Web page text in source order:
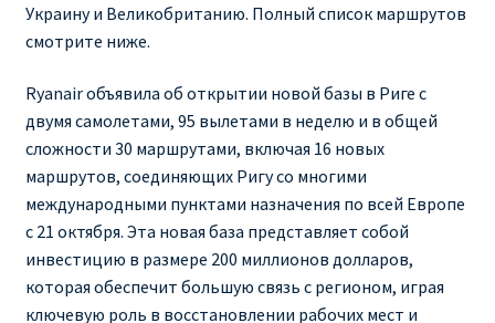
RYANAIR ИТАЛИЯ
Ryanair направления, акции
Ryanair ошибка в фамилии, имени
Ryanair пересадки
Украину и Великобританию. Полный список маршрутов
смотрите ниже.
Ryanair объявила об открытии новой базы в Риге с
двумя самолетами, 95 вылетами в неделю и в общей
сложности 30 маршрутами, включая 16 новых
маршрутов, соединяющих Ригу со многими
международными пунктами назначения по всей Европе
с 21 октября. Эта новая база представляет собой
инвестицию в размере 200 миллионов долларов,
которая обеспечит большую связь с регионом, играя
ключевую роль в восстановлении рабочих мест и